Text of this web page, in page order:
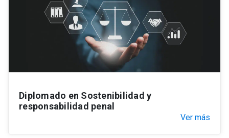
Diplomado en Sostenibilidad y
responsabilidad penal
Ver más